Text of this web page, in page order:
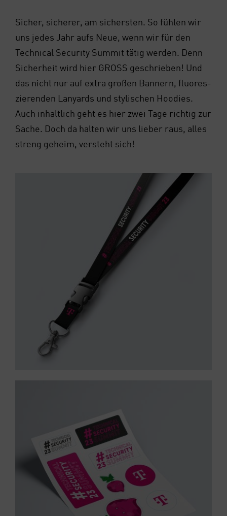
Sicher, siche­rer, am sichers­ten. So füh­len wir
uns jedes Jahr aufs Neue, wenn wir für den
Tech­ni­cal Secu­ri­ty Sum­mit tätig wer­den. Denn
Sicher­heit wird hier GROSS geschrie­ben! Und
das nicht nur auf extra gro­ßen Ban­nern, fluo­res­
zie­ren­den Lan­yards und sty­li­schen Hoo­dies.
Auch inhalt­lich geht es hier zwei Tage rich­tig zur
Sache. Doch da hal­ten wir uns lie­ber raus, alles
streng geheim, ver­steht sich!